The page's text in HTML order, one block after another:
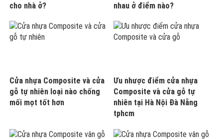
cho nhà ở?
nhau ở điểm nào?
Cửa nhựa Composite và cửa
gỗ tự nhiên loại nào chống
mối mọt tốt hơn
Ưu nhược điểm cửa nhựa
Composite và cửa gỗ tự
nhiên tại Hà Nội Đà Nẵng
tphcm